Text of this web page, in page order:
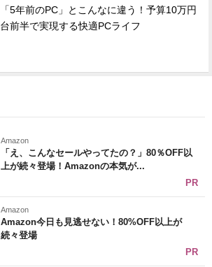
「5年前のPC」とこんなに違う！予算10万円
台前半で実現する快適PCライフ
Amazon
「え、こんなセールやってたの？」80％OFF以
上が続々登場！Amazonの本気が...
PR
Amazon
Amazon今日も見逃せない！80%OFF以上が
続々登場
PR